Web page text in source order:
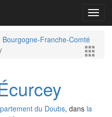
Bourgogne-Franche-Comté
du Doubs, dans la